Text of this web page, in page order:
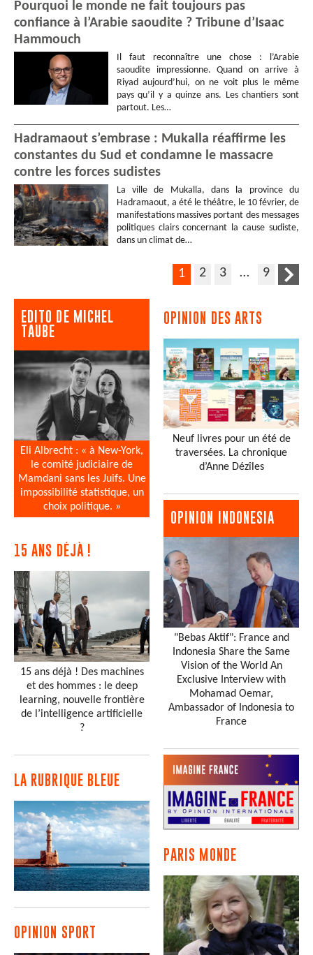
Pourquoi le monde ne fait toujours pas
confiance à l’Arabie saoudite ? Tribune d’Isaac
Hammouch
Il faut reconnaître une chose : l’Arabie
saoudite impressionne. Quand on arrive à
Riyad aujourd’hui, on ne voit plus le même
pays qu’il y a quinze ans. Les chantiers sont
partout. Les…
Hadramaout s’embrase : Mukalla réaffirme les
constantes du Sud et condamne le massacre
contre les forces sudistes
La ville de Mukalla, dans la province du
Hadramaout, a été le théâtre, le 10 février, de
manifestations massives portant des messages
politiques clairs concernant la cause sudiste,
dans un climat de…
1 2 3 … 9
EDITO DE MICHEL
TAUBE
Eli Albrecht : « à New-York,
le comité judiciaire de
Mamdani sans les Juifs. Une
impossibilité statistique, un
choix politique. »
15 ANS DÉJÀ !
15 ans déjà ! Des machines
et des hommes : le deep
learning, nouvelle frontière
de l’intelligence artificielle
?
LA RUBRIQUE BLEUE
OPINION SPORT
OPINION DES ARTS
Neuf livres pour un été de
traversées. La chronique
d’Anne Dézîles
OPINION INDONESIA
"Bebas Aktif": France and
Indonesia Share the Same
Vision of the World An
Exclusive Interview with
Mohamad Oemar,
Ambassador of Indonesia to
France
PARIS MONDE